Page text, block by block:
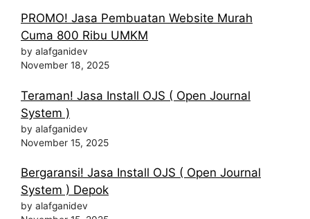
PROMO! Jasa Pembuatan Website Murah
Cuma 800 Ribu UMKM
by alafganidev
November 18, 2025
Teraman! Jasa Install OJS ( Open Journal
System )
by alafganidev
November 15, 2025
Bergaransi! Jasa Install OJS ( Open Journal
System ) Depok
by alafganidev